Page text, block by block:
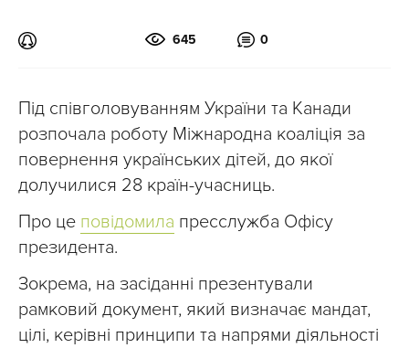
645 0
Під співголовуванням України та Канади
розпочала роботу Міжнародна коаліція за
повернення українських дітей, до якої
долучилися 28 країн-учасниць.
Про це повідомила пресслужба Офісу
президента.
Зокрема, на засіданні презентували
рамковий документ, який визначає мандат,
цілі, керівні принципи та напрями діяльності